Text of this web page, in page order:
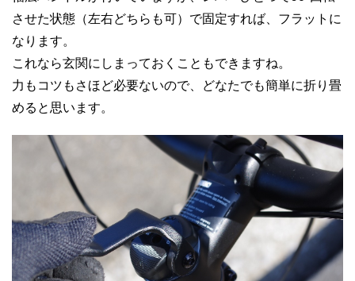
させた状態（左右どちらも可）で固定すれば、フラットに
なります。
これなら玄関にしまっておくこともできますね。
力もコツもさほど必要ないので、どなたでも簡単に折り畳
めると思います。